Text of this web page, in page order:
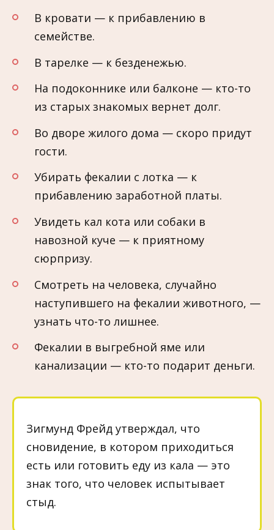
В кровати — к прибавлению в
семействе.
В тарелке — к безденежью.
На подоконнике или балконе — кто-то
из старых знакомых вернет долг.
Во дворе жилого дома — скоро придут
гости.
Убирать фекалии с лотка — к
прибавлению заработной платы.
Увидеть кал кота или собаки в
навозной куче — к приятному
сюрпризу.
Смотреть на человека, случайно
наступившего на фекалии животного, —
узнать что-то лишнее.
Фекалии в выгребной яме или
канализации — кто-то подарит деньги.
Зигмунд Фрейд утверждал, что
сновидение, в котором приходиться
есть или готовить еду из кала — это
знак того, что человек испытывает
стыд.